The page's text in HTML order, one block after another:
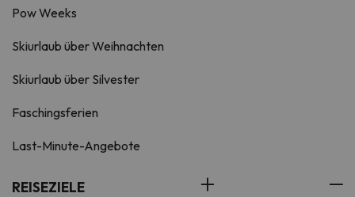
Pow Weeks
Skiurlaub über Weihnachten
Skiurlaub über Silvester
Faschingsferien
Last-Minute-Angebote
REISEZIELE